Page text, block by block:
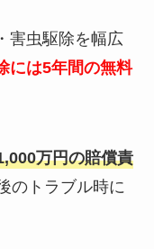
害虫駆除を幅広
には5年間の無料
万円の賠償責
のトラブル時に